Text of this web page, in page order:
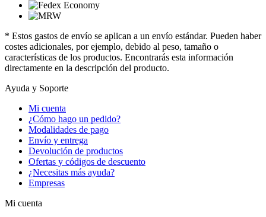
* Estos gastos de envío se aplican a un envío estándar. Pueden haber
costes adicionales, por ejemplo, debido al peso, tamaño o
características de los productos. Encontrarás esta información
directamente en la descripción del producto.
Ayuda y Soporte
Mi cuenta
¿Cómo hago un pedido?
Modalidades de pago
Envío y entrega
Devolución de productos
Ofertas y códigos de descuento
¿Necesitas más ayuda?
Empresas
Mi cuenta